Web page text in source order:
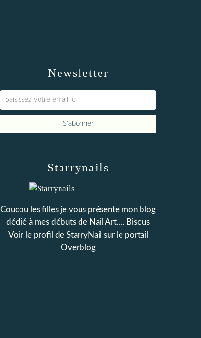
Newsletter
Starrynails
Coucou les filles je vous présente mon blog
dédié à mes débuts de Nail Art.... Bisous
Voir le profil de StarryNail sur le portail
Overblog